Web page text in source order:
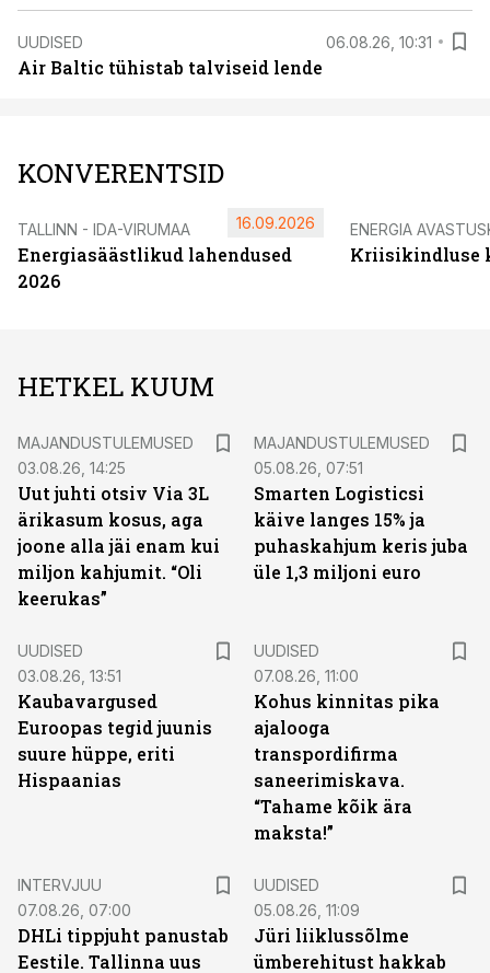
UUDISED 06.08.26, 10:31
Air Baltic tühistab talviseid lende
KONVERENTSID
TALLINN - IDA-VIRUMAA
Energiasäästlikud lahendused
2026
16.09.2026 ENERGIA
Kriisikindluse
HETKEL KUUM
MAJANDUSTULEMUSED
03.08.26, 14:25
Uut juhti otsiv Via 3L
ärikasum kosus, aga
joone alla jäi enam kui
miljon kahjumit. “Oli
keerukas”
MAJANDUSTULEMUSED
05.08.26, 07:51
Smarten Logisticsi
käive langes 15% ja
puhaskahjum keris juba
üle 1,3 miljoni euro
UUDISED
03.08.26, 13:51
Kaubavargused
Euroopas tegid juunis
suure hüppe, eriti
Hispaanias
UUDISED
07.08.26, 11:00
Kohus kinnitas pika
ajalooga
transpordifirma
saneerimiskava.
“Tahame kõik ära
maksta!”
INTERVJUU
07.08.26, 07:00
DHLi tippjuht panustab
Eestile. Tallinna uus
UUDISED
05.08.26, 11:09
Jüri liiklussõlme
ümberehitust hakkab